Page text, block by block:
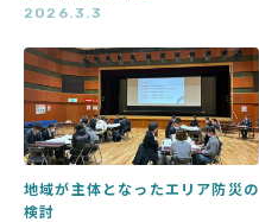
2026.3.3
地域が主体となったエリア防災の
検討